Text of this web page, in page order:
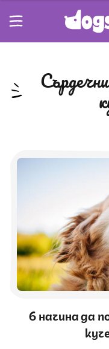
сърдечни заболявания при
6 начина да